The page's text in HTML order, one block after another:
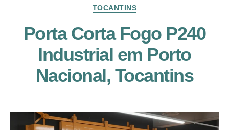
Categorias
TOCANTINS
Porta Corta Fogo P240
Industrial em Porto
Nacional, Tocantins